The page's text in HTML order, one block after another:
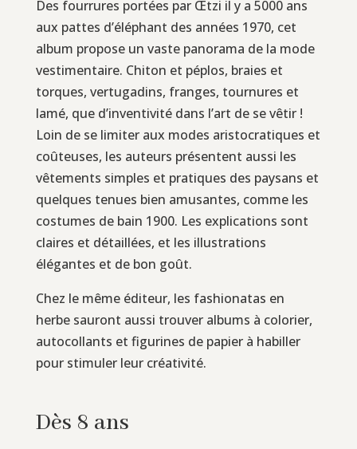
Des fourrures portées par Œtzi il y a 5000 ans
aux pattes d’éléphant des années 1970, cet
album propose un vaste panorama de la mode
vestimentaire. Chiton et péplos, braies et
torques, vertugadins, franges, tournures et
lamé, que d’inventivité dans l’art de se vêtir !
Loin de se limiter aux modes aristocratiques et
coûteuses, les auteurs présentent aussi les
vêtements simples et pratiques des paysans et
quelques tenues bien amusantes, comme les
costumes de bain 1900. Les explications sont
claires et détaillées, et les illustrations
élégantes et de bon goût.
Chez le même éditeur, les fashionatas en
herbe sauront aussi trouver albums à colorier,
autocollants et figurines de papier à habiller
pour stimuler leur créativité.
Dès 8 ans